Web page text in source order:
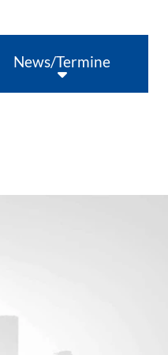
News/Termine